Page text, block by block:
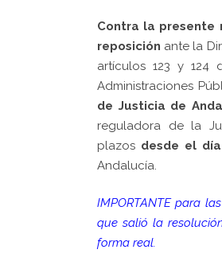
Contra la presente
reposición ante la
artículos 123 y 124
Administraciones
de Justicia de
reguladora de la
plazos desde el
Andalucía.
IMPORTANTE para
que salió la
forma real.